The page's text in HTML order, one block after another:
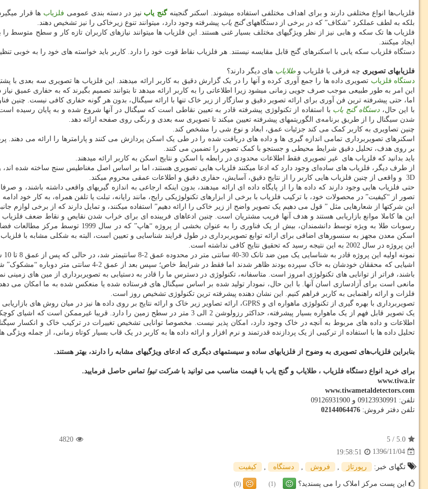
فلزیاب‌ها انواع مختلفی دارند و برای اهداف مختلفی استفاده میشوند. اسکنر گنجینهگنج یاب نیز در دسته بندی عمومی فلزیاب ها قرار
بلکه به لطف عملکرد “شکاف” که در برخی از دستگاههایگنج یاب پیشرفته وجود دارد، میتوانند تنوع زیرخاکی را نیز تشخیص دهند.
فلزیاب ها تک سکه و هابی نیز از نظر ویژگیهای مختلف بسیار غنی هستند. این فلزیاب ها میتوانند نیازهای کاربران تازه کار و سطح
ایجاد میکنند.
دستگاه فلزیاب‌ سکه یابی با اسکنرهای گنج قابل مقایسه نیستند. هر فلزیاب نقاط قوت خود را دارد. کاربر باید خواسته های خود را به خوبی
فلزیابهای تصویری چه فرقی با فلزیاب و طلایاب های دیگر دارند؟
دستگاه فلزیاب تصویری داده ها را جمع آوری کرده و آنها را در یک گزارش دقیق به کاربر ارائه میدهند. این فلزیاب ها تصویری سه بعدی با
این امر به طور طبیعی موجب صرف جویی زمانی میشود زیرا اطلاعاتی را به کاربر ارائه میدهد تا بتوانند تصمیم بگیرند که به حفاری عمیق نیاز
اما، حتی پیشرفته ترین فن آوری برای ارائه تصویر دقیق و سازگار از زیر خاک تنها با ارائه سیگنال، بدون هر گونه حفاری کافی نیست. چنین
با این حال،دستگاهگنج یاب با استفاده از تکنولوژی پیشرفته قادر به تعیین نقاطی است که سیگنال در آنها شروع شده و به پایان
شدن سیگنال را از طریق برنامه‌ی الگوریتمهای پیشرفته تعیین میکند تا تصویری سه بعدی و رنگی روی صفحه ارائه دهد.
چنین تصاویری به کاربر کمک می کند جزئیات عمق، ابعاد و نوع شی را مشخص کند.
اسکنرهای تصویربرداری تمامی اندازه گیری ها و داده های دریافت شده را در طی یک اسکن پردازش می کنند و پارامترها را ارائه می دهند.
بر روی هدف، تحلیل دقیق شرایط محیطی و جستجو با کمک تصویر را تضمین می کنند.
باید بدانید که فلزیاب های غیر تصویری فقط اطلاعات محدودی در رابطه با اسکن و نتایج اسکن به کاربر ارائه میدهند.
از طرف دیگر، فلزیاب های ساده‌ای وجود دارد که ادعا میکنند فلزیاب هایی تصویری هستند، اما بر اساس اصل مغناطیس سنج ساخته شده
3D و واقعی از چنین فلزیاب هایی کاربر را از نتایج دقیق، آسایش، حفاری دقیق و اطلاعات عمقی محروم میکند.
حتی فلزیاب هایی وجود دارند که داده ها را از پایگاه داده ای ارائه میدهند، بدون اینکه ارجاعی به اندازه گیریهای واقعی داشته باشند، و
تصور از “کیفیت” در محصولات خود، با ترکیب فلزیاب با برخی از ابزارهای تکنولوژیکی رایج، مانند رایانه، تبلت یا تلفن همراه، به کار خود
این شرکتها از شعارهایی مثل ” قول می دهیم یک تصویر واضح از زیر خاکی را ارائه دهیم” استفاده میکنند، و تمایل دارند که از برخی لوازم
این ها کاملا موانع بازاریابی هستند و هدف آنها فریب مشتریان است. چنین ادعاهای فریبنده ای برای خراب شدن نقایص و نقاط ضعف
رسوبات طلا به ویژه توسط دانشمندان، بیش از یک
اسکن معدن مجهز به سنسورهای اضافی برای ارائه توابع تصویربرداری در طول فرایند شناسایی و تعیین است، البته به شکلی مشابه با
این پروژه در سال 2002 به این نتیجه رسید که تحقیق نتایج کافی نداشته است.
نمونه اولیه این پروژه قادر به شناسایی یک مین ضد تانک 30-40 سانتی متر در محدوده عمق 2-8 سانتیمتر شد، در حالی که پس از عمق 8 تا 10 سانتی متر هیچ تصویری دریافت نشد.
اشیایی که محققان خودشان به خاک سپرده بودند ظاهر
باشند، فراتر از توانایی های تکنولوژی امروز است. متاسفانه، تکنولوژی در دسترس ما را قادر به دستیابی به تصویربرداری از مین های
مانعی است برای آزادسازی اسان آنها. با این حال، نمودار تولید شده بر اساس سیگنال های فرستاده شده یا منعکس شده به ما امکان می
فلزات و ارائه راهنمایی به کاربر فراهم کنیم. این نشان دهنده پیشرفته ترین تکنولوژی تشخیص روز است.
تصویربرداری با بهره گیری از تکنولوژی ماهواره ای و GPRS، ارائه تصاویر زیر خاک و ارائه نتایج بر روی داده ها نیز در میان روش های بازاریابی فلزیاب‌ها، تا امروز، دیده میشوند.
یک تصویر قابل فهم از یک ماهواره بسیار پیشرفته، حداکثر رزولوشن 2 الی 3 متر در سطح زمین
اطلاعات و داده های مربوط به آنچه در خاک وجود دارد، امکان پذیر نیست. مخصوصا توانایی تشخیص تغییرات در ترکیب خاک و انکسار
تحلیل داده ها با استفاده از ترکیبی از یک پردازنده قدرتمند و نرم افزار و ارائه داده ها به کاربر در یک قاب بسیار کوتاه زمانی، از جمله
بنابراین فلزیاب‌های تصویری به وضوح از فلزیابهای ساده و سیستمهای دیگری که ادعای ویژگیهای مشابه را دارند، بهتر هستند.
برای خرید انواع دستگاه فلزیاب ، طلایاب و گنج یاب با قیمت مناسب می توانید باشرکت تیوا تماس حاصل فرمایید.
www.tiwa.ir
www.tiwametaldetectors.com
تلفن: 09123930991 و 09126931900
تلفن دفتر فروش: 02144064476
5.0
/
5
4820
1396/11/04
19:58:51
تگهای خبر:
رپورتاژ , فروش , دستگاه , كیفیت
این پست مرکز املاک را می پسندید؟ (1)
(0)